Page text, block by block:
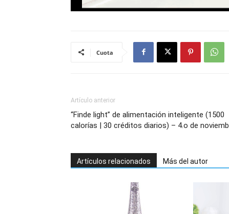
Cuota
Artículo anterior
“Finde light” de alimentación inteligente (1500
calorías | 30 créditos diarios) – 4.o de
Artículos relacionados Más del autor